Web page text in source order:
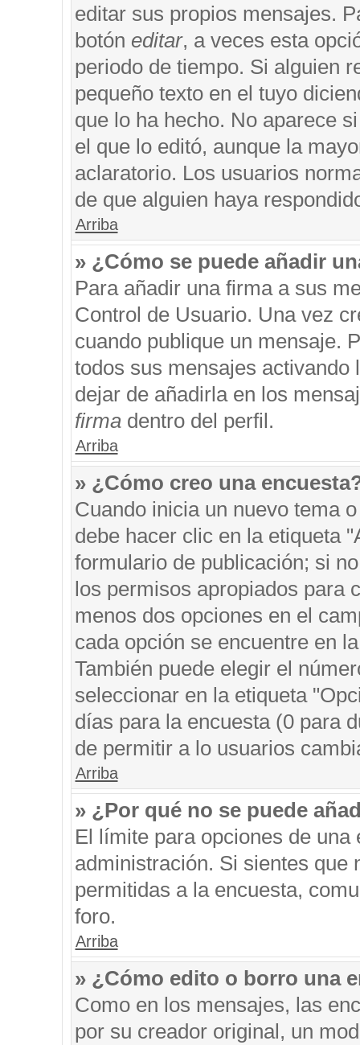
editar sus propios mensajes.
botón editar, a veces esta
periodo de tiempo. Si alguien
pequeño texto en el tuyo
que lo ha hecho. No aparece
el que lo editó, aunque la
aclaratorio. Los usuarios
de que alguien haya
Arriba
» ¿Cómo se puede añadir
Para añadir una firma a sus
Control de Usuario. Una vez
cuando publique un mensaje.
todos sus mensajes
dejar de añadirla en los
firmadentro del perfil.
Arriba
» ¿Cómo creo una
Cuando inicia un nuevo tema
debe hacer clic en la etiqueta
formulario de publicación; si
los permisos apropiados para
menos dos opciones en el
cada opción se encuentre en
También puede elegir el
seleccionar en la etiqueta
días para la encuesta (0 para
de permitir a lo usuarios
Arriba
» ¿Por qué no se puede
El límite para opciones de una
administración. Si sientes que
permitidas a la encuesta,
foro.
Arriba
» ¿Cómo edito o borro una
Como en los mensajes, las
por su creador original, un